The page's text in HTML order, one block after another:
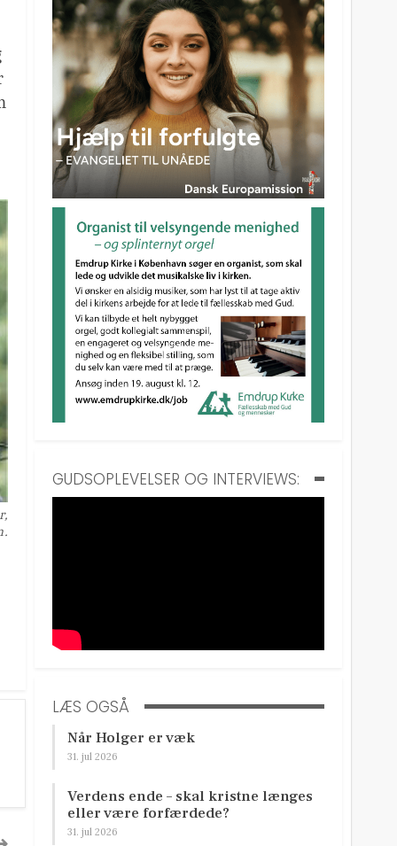
GUDSOPLEVELSER OG INTERVIEWS:
LÆS OGSÅ
Når Holger er væk
31. jul 2026
Verdens ende – skal kristne længes
eller være forfærdede?
31. jul 2026